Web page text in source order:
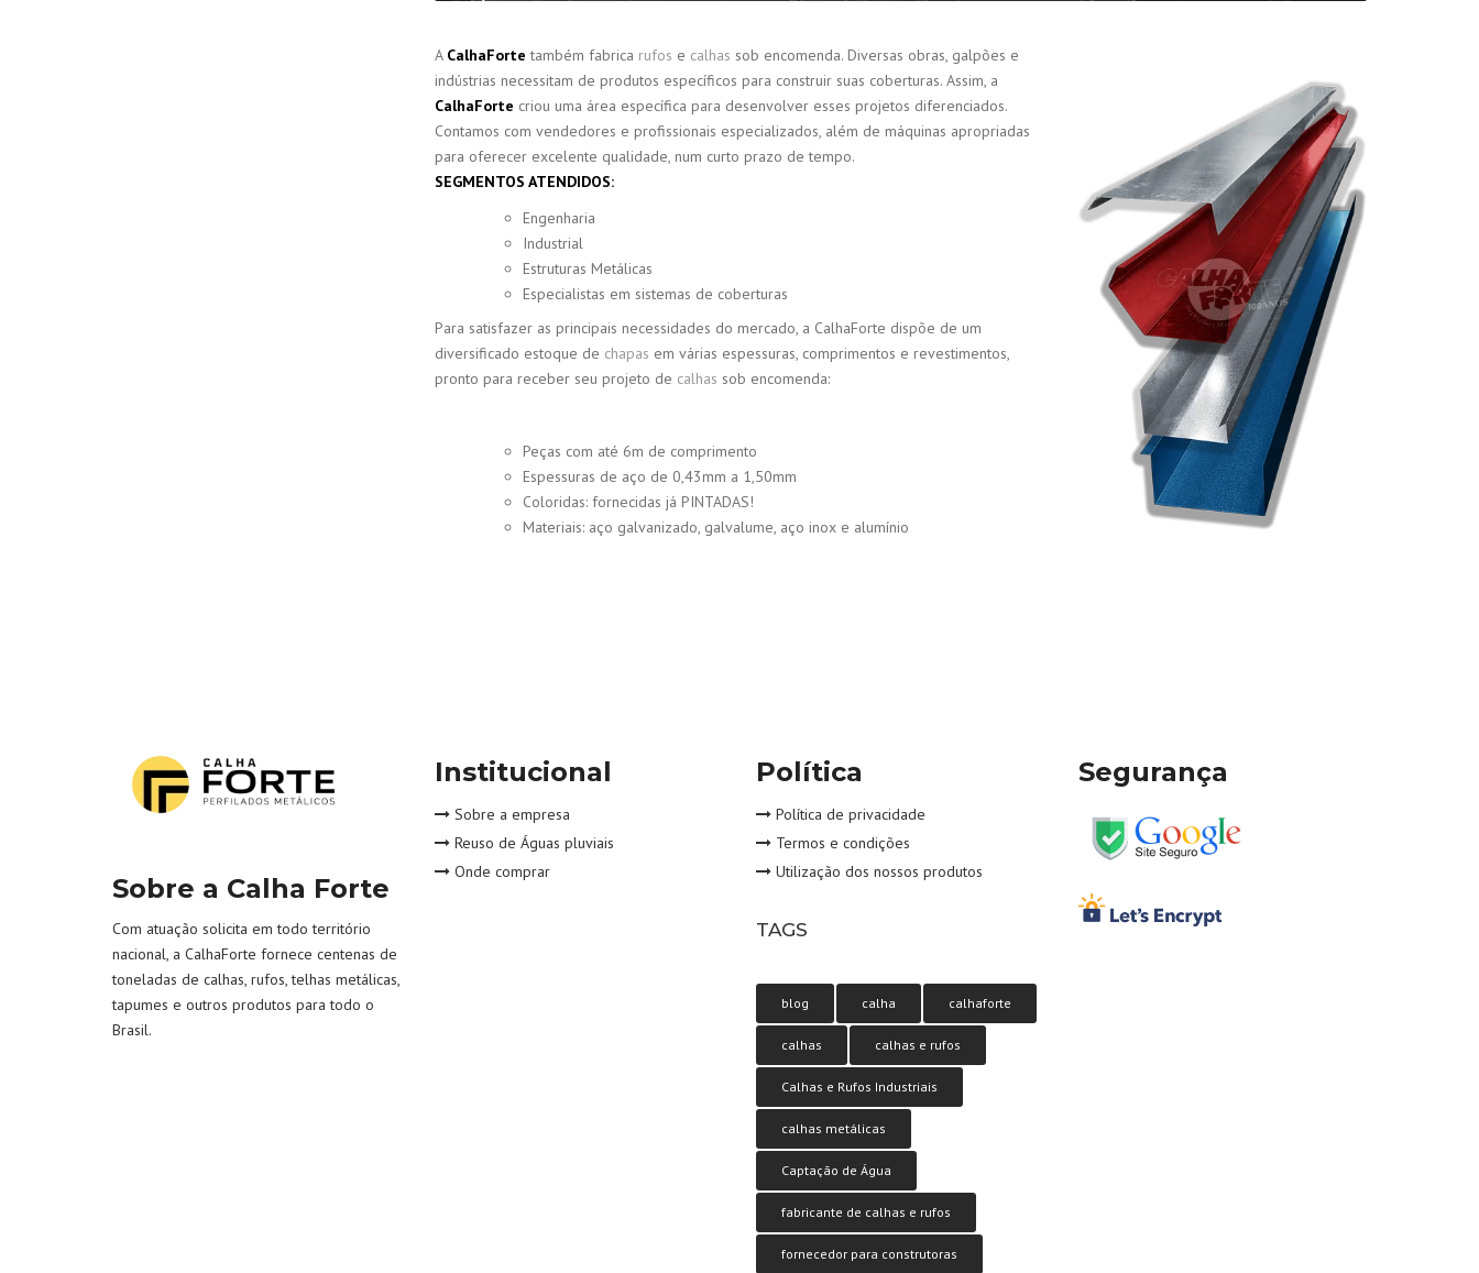
A CalhaForte também fabrica rufos e calhas sob encomenda. Diversas obras, galpões e
indústrias necessitam de produtos específicos para construir suas coberturas. Assim, a
CalhaForte criou uma área específica para desenvolver esses projetos diferenciados.
Contamos com vendedores e profissionais especializados, além de máquinas apropriadas
para oferecer excelente qualidade, num curto prazo de tempo.
SEGMENTOS ATENDIDOS:
Engenharia
Industrial
Estruturas Metálicas
Especialistas em sistemas de coberturas
Para satisfazer as principais necessidades do mercado, a CalhaForte dispõe de um
diversificado estoque de chapas em várias espessuras, comprimentos e revestimentos,
pronto para receber seu projeto de calhas sob encomenda:
Peças com até 6m de comprimento
Espessuras de aço de 0,43mm a 1,50mm
Coloridas: fornecidas já PINTADAS!
Materiais: aço galvanizado, galvalume, aço inox e alumínio
Sobre a Calha Forte
Com atuação solicita em todo território
nacional, a CalhaForte fornece centenas de
toneladas de calhas, rufos, telhas metálicas,
tapumes e outros produtos para todo o
Brasil.
Institucional
Sobre a empresa
Reuso de Águas pluviais
Onde comprar
Política
Política de privacidade
Termos e condições
Utilização dos nossos produtos
TAGS
blog calha calhaforte
calhas calhas e rufos
Calhas e Rufos Industriais
calhas metálicas
Captação de Água
fabricante de calhas e rufos
fornecedor para construtoras
Segurança